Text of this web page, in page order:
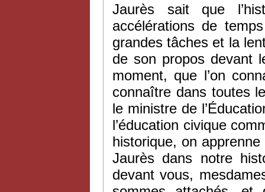
Jaurès sait que
accélérations de
grandes tâches et la
de son propos devant
moment, que l’on
connaître dans toutes
le ministre de
l’éducation civique
historique, on
Jaurès dans notre
devant vous,